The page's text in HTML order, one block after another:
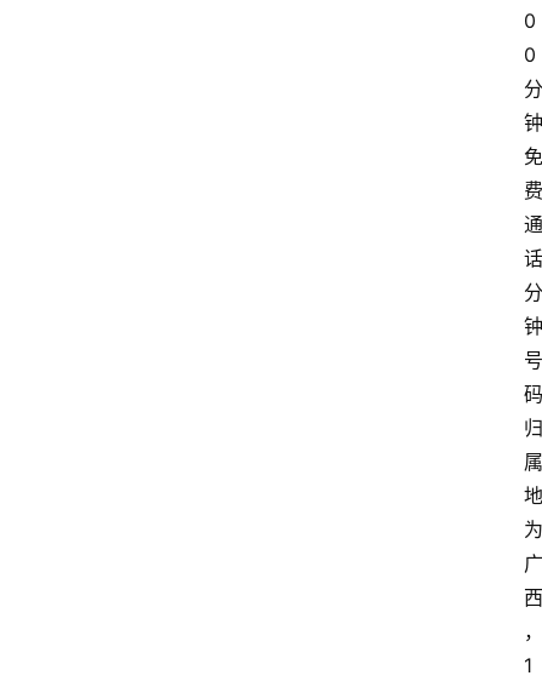
0
0
分
钟
免
费
通
话
分
钟
号
码
归
属
地
为
广
西
，
1